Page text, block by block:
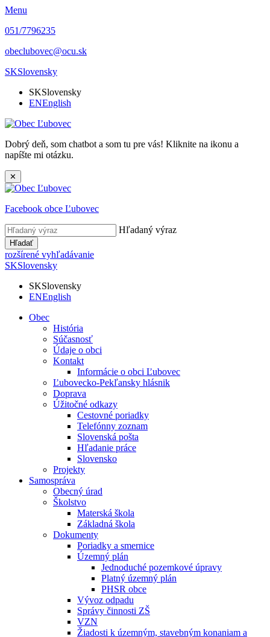
Menu
051/7796235
obeclubovec@ocu.sk
SKSlovensky
SKSlovensky
ENEnglish
Dobrý deň, som chatbot a som tu pre vás! Kliknite na ikonu a
napíšte mi otázku.
✕
Facebook obce Ľubovec
Hľadaný výraz
Hľadať
rozšírené vyhľadávanie
SKSlovensky
SKSlovensky
ENEnglish
Obec
História
Súčasnosť
Údaje o obci
Kontakt
Informácie o obci Ľubovec
Ľubovecko-Pekľansky hlásnik
Doprava
Úžitočné odkazy
Cestovné poriadky
Telefónny zoznam
Slovenská pošta
Hľadanie práce
Slovensko
Projekty
Samospráva
Obecný úrad
Školstvo
Materská škola
Základná škola
Dokumenty
Poriadky a smernice
Územný plán
Jednoduché pozemkové úpravy
Platný územný plán
PHSR obce
Vývoz odpadu
Správy činnosti ZŠ
VZN
Žiadosti k územným, stavebným konaniam a